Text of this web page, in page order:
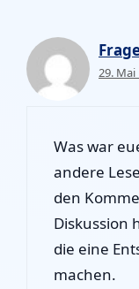
29.
Was war
andere
den
Diskussion
die eine
machen.